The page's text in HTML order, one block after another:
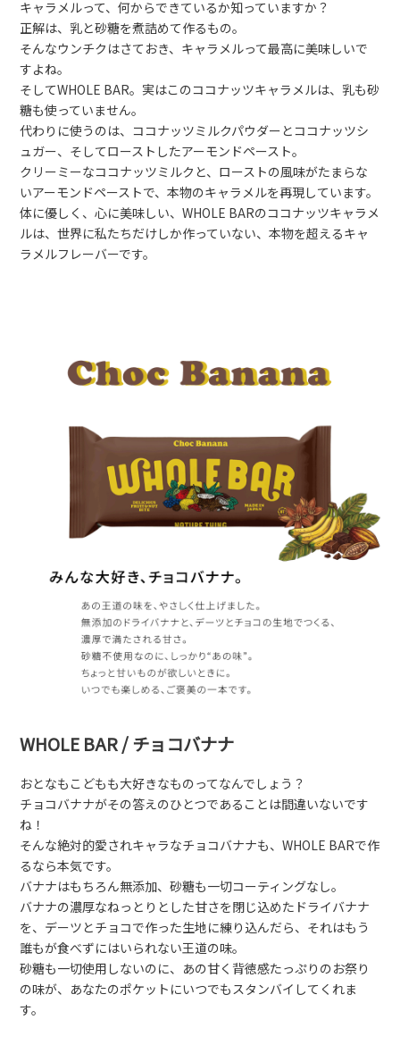
キャラメルって、何からできているか知っていますか？
正解は、乳と砂糖を煮詰めて作るもの。
そんなウンチクはさておき、キャラメルって最高に美味しいで
すよね。
そしてWHOLE BAR。実はこのココナッツキャラメルは、乳も砂
糖も使っていません。
代わりに使うのは、ココナッツミルクパウダーとココナッツシ
ュガー、そしてローストしたアーモンドペースト。
クリーミーなココナッツミルクと、ローストの風味がたまらな
いアーモンドペーストで、本物のキャラメルを再現しています。
体に優しく、心に美味しい、WHOLE BARのココナッツキャラメ
ルは、世界に私たちだけしか作っていない、本物を超えるキャ
ラメルフレーバーです。
WHOLE BAR / チョコバナナ
おとなもこどもも大好きなものってなんでしょう？
チョコバナナがその答えのひとつであることは間違いないです
ね！
そんな絶対的愛されキャラなチョコバナナも、WHOLE BARで作
るなら本気です。
バナナはもちろん無添加、砂糖も一切コーティングなし。
バナナの濃厚なねっとりとした甘さを閉じ込めたドライバナナ
を、デーツとチョコで作った生地に練り込んだら、それはもう
誰もが食べずにはいられない王道の味。
砂糖も一切使用しないのに、あの甘く背徳感たっぷりのお祭り
の味が、あなたのポケットにいつでもスタンバイしてくれま
す。